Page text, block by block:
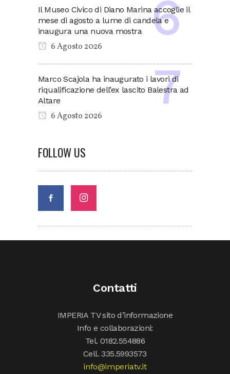
Il Museo Civico di Diano Marina accoglie il
mese di agosto a lume di candela e
inaugura una nuova mostra
6 Agosto 2026
Marco Scajola ha inaugurato i lavori di
riqualificazione dell’ex lascito Balestra ad
Altare
6 Agosto 2026
FOLLOW US
Contatti
IMPERIA TV sito d’informazione
Info e collaborazioni:
Tel. 0182.554886
Cell. 335.5993573
info@imperiatv.it